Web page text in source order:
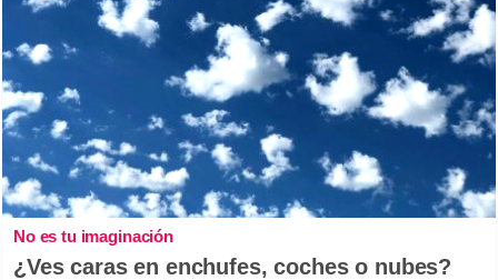
No es tu imaginación
¿Ves caras en enchufes, coches o nubes?